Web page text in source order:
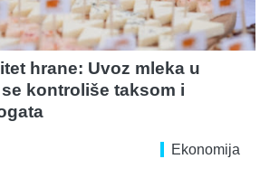
hrane: Uvoz mleka u
kontroliše taksom i
Ekonomija